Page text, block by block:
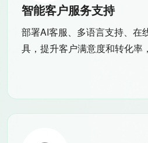
智能客户服务支持
部署AI客服、多语言支持、在
具，提升客户满意度和转化率